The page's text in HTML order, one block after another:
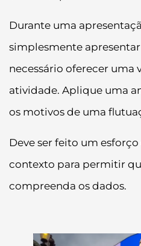
Durante uma
simplesmente apresentar
necessário oferecer uma
atividade. Aplique uma
os motivos de uma
Deve ser feito um
contexto para permitir
compreenda os dados.